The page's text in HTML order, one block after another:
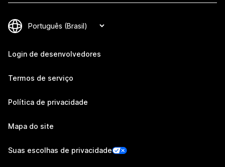
Login de desenvolvedores
Termos de serviço
Política de privacidade
Mapa do site
Suas escolhas de privacidade